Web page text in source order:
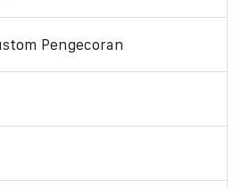
Pengecoran